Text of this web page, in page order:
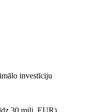
investīciju
30 milj. EUR)